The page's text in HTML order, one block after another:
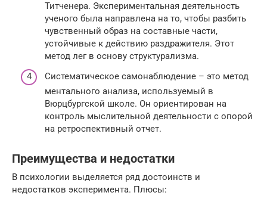
Титченера. Экспериментальная деятельность
ученого была направлена на то, чтобы разбить
чувственный образ на составные части,
устойчивые к действию раздражителя. Этот
метод лег в основу структурализма.
Систематическое самонаблюдение – это метод
ментального анализа, используемый в
Вюрцбургской школе. Он ориентирован на
контроль мыслительной деятельности с опорой
на ретроспективный отчет.
Преимущества и недостатки
В психологии выделяется ряд достоинств и
недостатков эксперимента. Плюсы: